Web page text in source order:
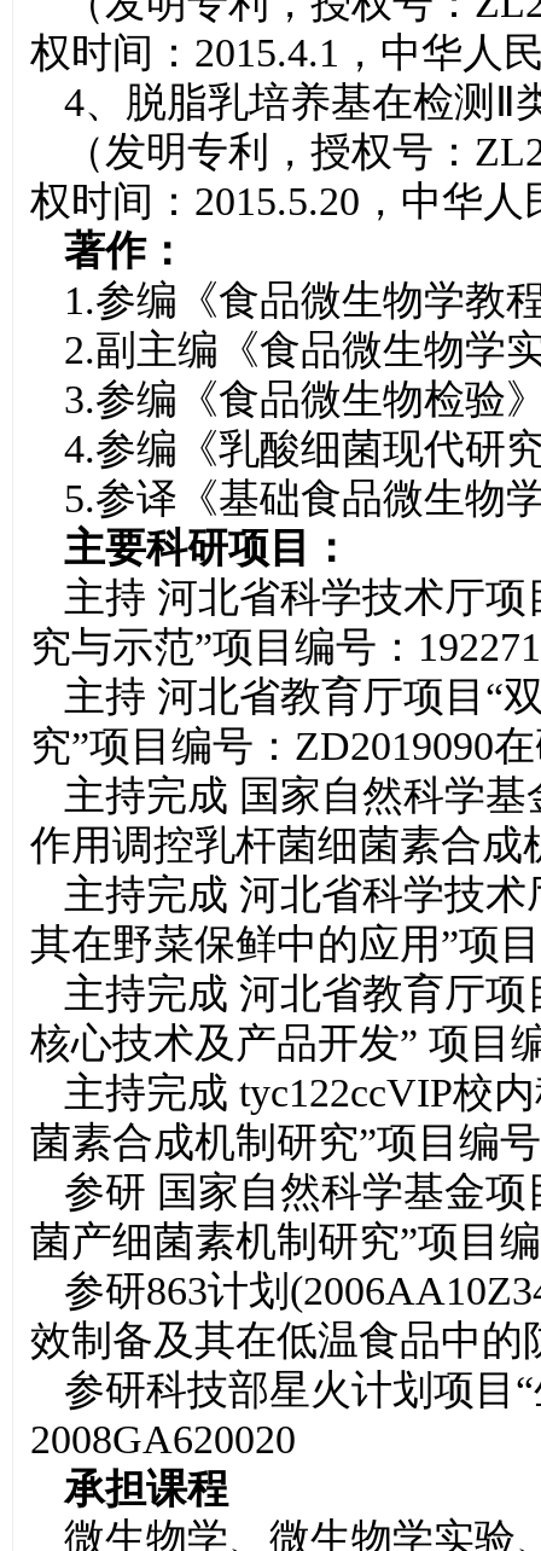
权时间：2015.4.1，中华人
4、脱脂乳培养基在检测Ⅱ
（发明专利，授权号：
权时间：2015.5.20，中华
著作：
1.参编《食品微生物学教
2.副主编《食品微生物学
3.参编《食品微生物检验
4.参编《乳酸细菌现代研
5.参译《基础食品微生物
主要科研项目：
主持 河北省科学技术厅
究与示范”项目编号：
主持 河北省教育厅项目“
究”项目编号：ZD2019090
主持完成 国家自然科学
作用调控乳杆菌细菌素合成
主持完成 河北省科学技
其在野菜保鲜中的应用”项
主持完成 河北省教育厅
核心技术及产品开发” 项目
主持完成 tyc122ccVIP校
菌素合成机制研究”项目编
参研 国家自然科学基金
菌产细菌素机制研究”项目
参研863计划
效制备及其在低温食品中的
参研科技部星火计划项目
2008GA620020
承担课程
微生物学、微生物学实验